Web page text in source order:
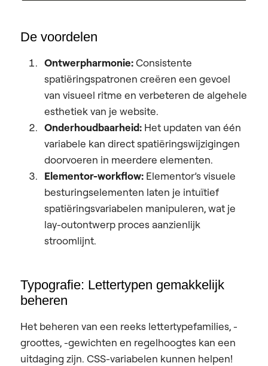
De voordelen
Ontwerpharmonie:Consistente
spatiëringspatronen creëren een gevoel
van visueel ritme en verbeteren de algehele
esthetiek van je website.
Onderhoudbaarheid: Het updaten van één
variabele kan direct spatiëringswijzigingen
doorvoeren in meerdere elementen.
Elementor-workflow: Elementor’s visuele
besturingselementen laten je intuïtief
spatiëringsvariabelen manipuleren, wat je
lay-outontwerp proces aanzienlijk
stroomlijnt.
Typografie: Lettertypen gemakkelijk
beheren
Het beheren van een reeks lettertypefamilies, -
groottes, -gewichten en regelhoogtes kan een
uitdaging zijn. CSS-variabelen kunnen helpen!